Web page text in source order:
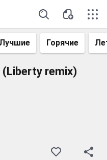
Лучшие Горячие
(Liberty remix)